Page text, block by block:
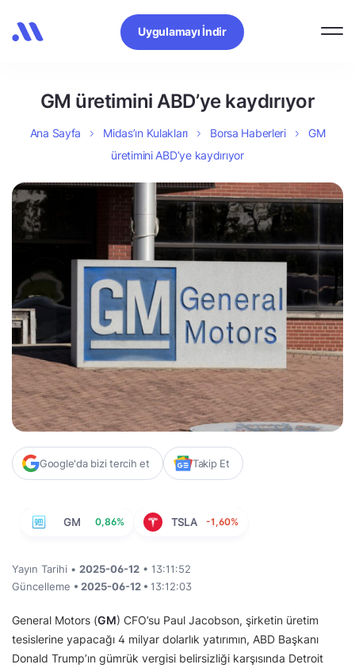
Uygulamayı İndir
GM üretimini ABD’ye kaydırıyor
Ana Sayfa Midas’ın Kulakları Borsa Haberleri
GM
üretimini ABD’ye kaydırıyor
Google'da bizi tercih et Takip Et
GM 0,86% TSLA -1,60%
Yayın Tarihi • 2025-06-12 • 13:11:52
Güncelleme • 2025-06-12 • 13:12:03
General Motors (GM) CFO’su Paul Jacobson, şirketin üretim
tesislerine yapacağı 4 milyar dolarlık yatırımın, ABD Başkanı
Donald Trump’ın gümrük vergisi belirsizliği karşısında Detroit